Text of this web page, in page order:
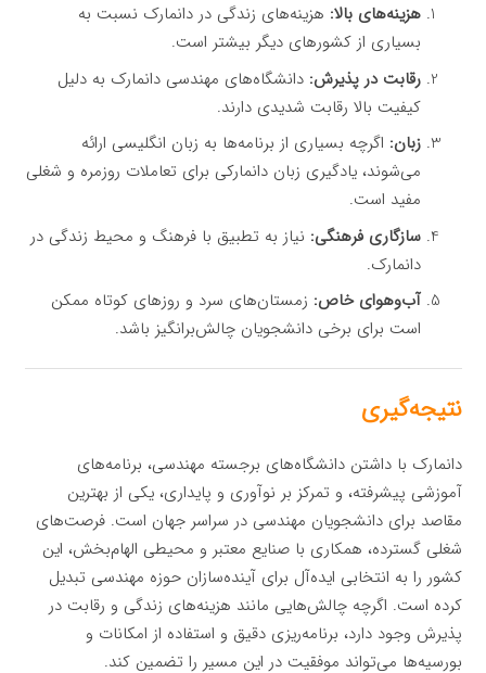
هزینه‌های بالا: هزینه‌های زندگی در دانمارک نسبت به
بسیاری از کشورهای دیگر بیشتر است.
رقابت در پذیرش: دانشگاه‌های مهندسی دانمارک به دلیل
کیفیت بالا رقابت شدیدی دارند.
زبان: اگرچه بسیاری از برنامه‌ها به زبان انگلیسی ارائه
می‌شوند، یادگیری زبان دانمارکی برای تعاملات روزمره و شغلی
مفید است.
سازگاری فرهنگی: نیاز به تطبیق با فرهنگ و محیط زندگی در
دانمارک.
آب‌وهوای خاص: زمستان‌های سرد و روزهای کوتاه ممکن
است برای برخی دانشجویان چالش‌برانگیز باشد.
نتیجه‌گیری
دانمارک با داشتن دانشگاه‌های برجسته مهندسی، برنامه‌های
آموزشی پیشرفته، و تمرکز بر نوآوری و پایداری، یکی از بهترین
مقاصد برای دانشجویان مهندسی در سراسر جهان است. فرصت‌های
شغلی گسترده، همکاری با صنایع معتبر و محیطی الهام‌بخش، این
کشور را به انتخابی ایده‌آل برای آینده‌سازان حوزه مهندسی تبدیل
کرده است. اگرچه چالش‌هایی مانند هزینه‌های زندگی و رقابت در
پذیرش وجود دارد، برنامه‌ریزی دقیق و استفاده از امکانات و
بورسیه‌ها می‌تواند موفقیت در این مسیر را تضمین کند.